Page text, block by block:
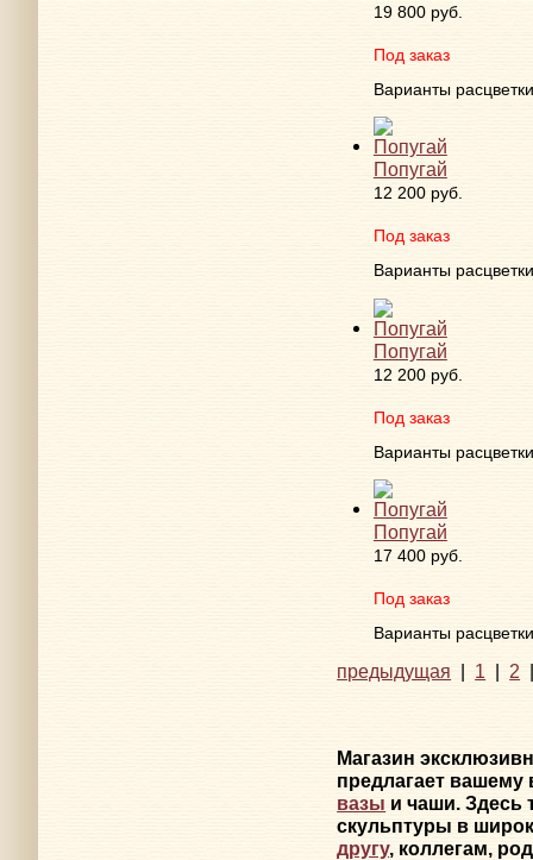
19 800 руб.
Под заказ
Варианты расцветки
Попугай
12 200 руб.
Под заказ
Варианты расцветки
Попугай
12 200 руб.
Под заказ
Варианты расцветки
Попугай
17 400 руб.
Под заказ
Варианты расцветки
предыдущая 1 2
Магазин
предлагает
вазы и чаши. Здесь
скульптуры в
другу, коллегам,